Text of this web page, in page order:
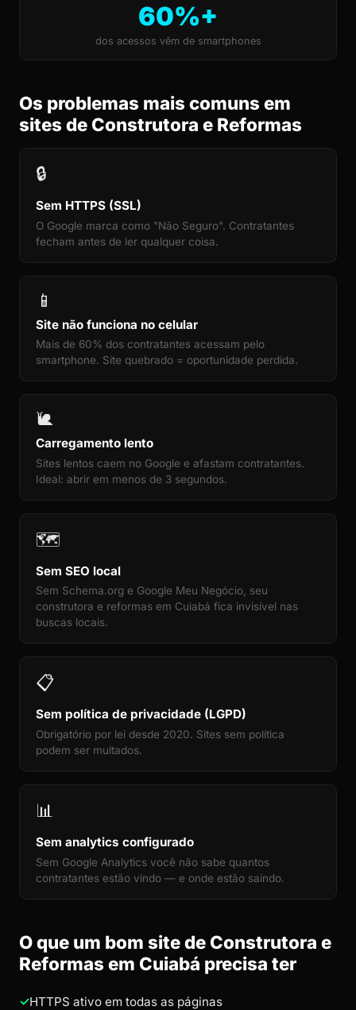
60%+
dos acessos vêm de smartphones
Os problemas mais comuns em
sites de Construtora e Reformas
🔒
Sem HTTPS (SSL)
O Google marca como "Não Seguro". Contratantes
fecham antes de ler qualquer coisa.
📱
Site não funciona no celular
Mais de 60% dos contratantes acessam pelo
smartphone. Site quebrado = oportunidade perdida.
🐌
Carregamento lento
Sites lentos caem no Google e afastam contratantes.
Ideal: abrir em menos de 3 segundos.
🗺️
Sem SEO local
Sem Schema.org e Google Meu Negócio, seu
construtora e reformas em Cuiabá fica invisível nas
buscas locais.
📋
Sem política de privacidade (LGPD)
Obrigatório por lei desde 2020. Sites sem política
podem ser multados.
📊
Sem analytics configurado
Sem Google Analytics você não sabe quantos
contratantes estão vindo — e onde estão saindo.
O que um bom site de Construtora e
Reformas em Cuiabá precisa ter
HTTPS ativo em todas as páginas